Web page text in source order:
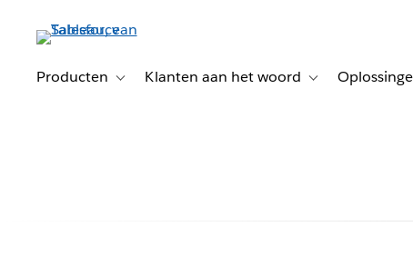
Producten
Toggle sub-navigation for Producten
Klanten aan het woord Toggle sub-